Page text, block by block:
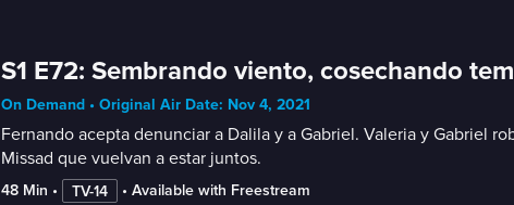
S1 E72: Sembrando viento, cosechando
On Demand • Original Air Date: Nov 4, 2021
Fernando acepta denunciar a Dalila y a Gabriel. Valeria y Gabriel
Missad que vuelvan a estar juntos.
48 Min • TV-14 • Available with Freestream